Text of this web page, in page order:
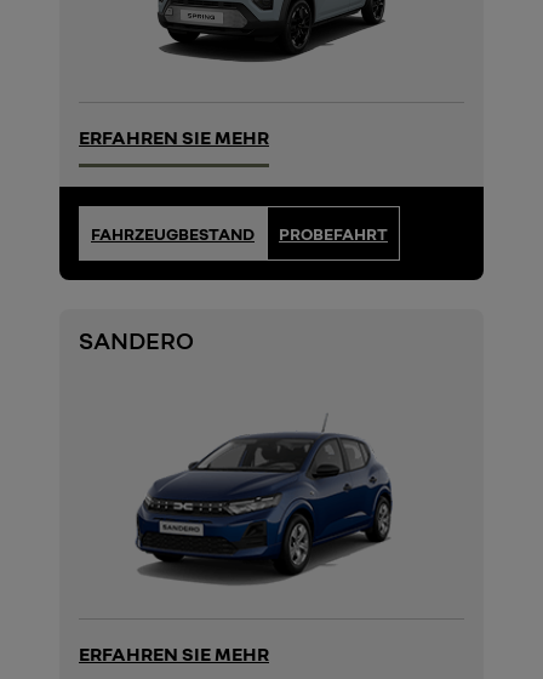
ERFAHREN SIE MEHR
FAHRZEUGBESTAND PROBEFAHRT
SANDERO
ERFAHREN SIE MEHR